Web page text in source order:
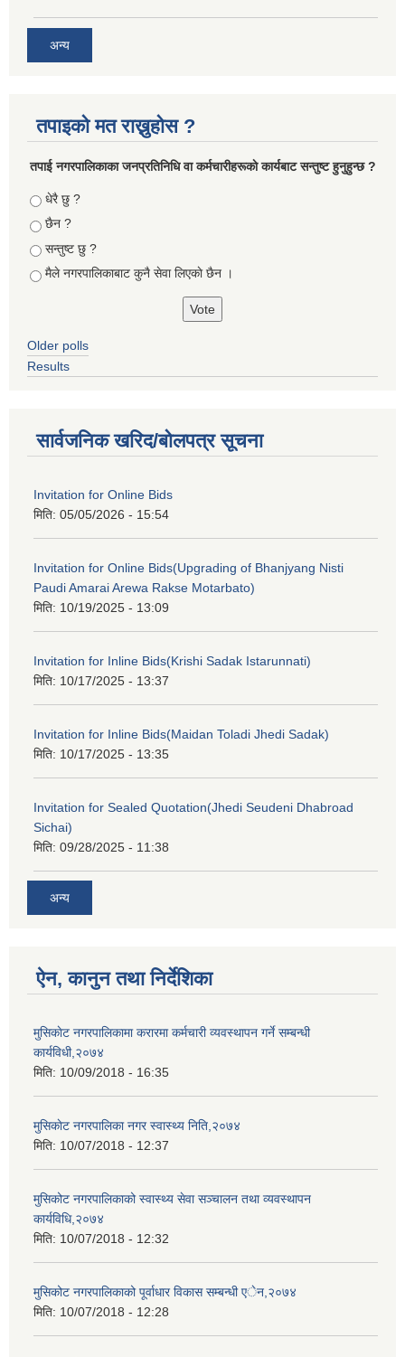
अन्य
तपाइको मत राख्नुहोस ?
तपा‌ई नगरपालिकाका जनप्रतिनिधि वा कर्मचारीहरूकाे कार्यबाट सन्तुष्ट हुनुहुन्छ ?
Choices
धेरै छु ?
छैन ?
सन्तुष्ट छु ?
मैले नगरपालिकाबाट कुनै सेवा लिएकाे छैन ।
Older polls
Results
सार्वजनिक खरिद/बोलपत्र सूचना
Invitation for Online Bids
मिति: 05/05/2026 - 15:54
Invitation for Online Bids(Upgrading of Bhanjyang Nisti
Paudi Amarai Arewa Rakse Motarbato)
मिति: 10/19/2025 - 13:09
Invitation for Inline Bids(Krishi Sadak Istarunnati)
मिति: 10/17/2025 - 13:37
Invitation for Inline Bids(Maidan Toladi Jhedi Sadak)
मिति: 10/17/2025 - 13:35
Invitation for Sealed Quotation(Jhedi Seudeni Dhabroad
Sichai)
मिति: 09/28/2025 - 11:38
अन्य
ऐन, कानुन तथा निर्देशिका
मुसिकाेट नगरपालिकामा करारमा कर्मचारी व्यवस्थापन गर्ने सम्बन्धी
कार्यविधी,२०७४
मिति: 10/09/2018 - 16:35
मुसिकाेट नगरपालिका नगर स्वास्थ्य निति,२०७४
मिति: 10/07/2018 - 12:37
मुसिकोट नगरपालिकाको स्वास्थ्य सेवा सञ्चालन तथा व्यवस्थापन
कार्यविधि,२०७४
मिति: 10/07/2018 - 12:32
मुसिकोट नगरपालिकाको पूर्वाधार विकास सम्बन्धी एेन,२०७४
मिति: 10/07/2018 - 12:28